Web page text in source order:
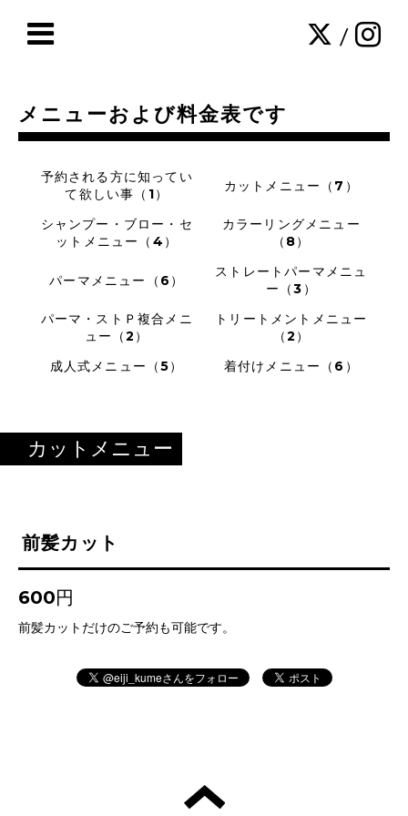
/
メニューおよび料金表です
予約される方に知ってい
て欲しい事（1）
カットメニュー（7）
シャンプー・ブロー・セ
ットメニュー（4）
カラーリングメニュー
（8）
パーマメニュー（6）
ストレートパーマメニュ
ー（3）
パーマ・ストＰ複合メニ
ュー（2）
トリートメントメニュー
（2）
成人式メニュー（5）
着付けメニュー（6）
カットメニュー
前髪カット
600円
前髪カットだけのご予約も可能です。